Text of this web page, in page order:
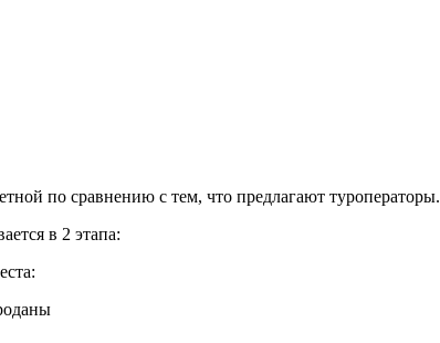
по сравнению с тем, что предлагают туроператоры.
в 2 этапа: